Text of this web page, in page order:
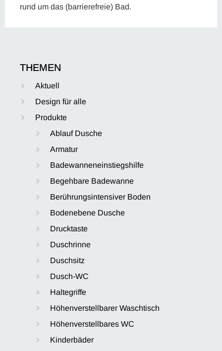
rund um das (barrierefreie) Bad.
THEMEN
Aktuell
Design für alle
Produkte
Ablauf Dusche
Armatur
Badewanneneinstiegshilfe
Begehbare Badewanne
Berührungsintensiver Boden
Bodenebene Dusche
Drucktaste
Duschrinne
Duschsitz
Dusch-WC
Haltegriffe
Höhenverstellbarer Waschtisch
Höhenverstellbares WC
Kinderbäder